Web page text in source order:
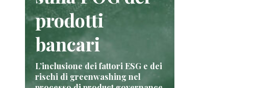
prodotti
bancari
L’inclusione dei fattori ESG e dei
rischi di greenwashing nel